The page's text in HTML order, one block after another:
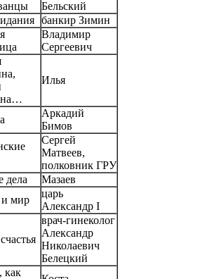
Бельский
банкир Зимин
Владимир
Сергеевич
Илья
Аркадий
Бимов
Сергей
Матвеев,
полковник ГРУ
дела
Мазаев
мир
царь
Александр I
врач-гинеколог
Александр
Николаевич
Белецкий
как